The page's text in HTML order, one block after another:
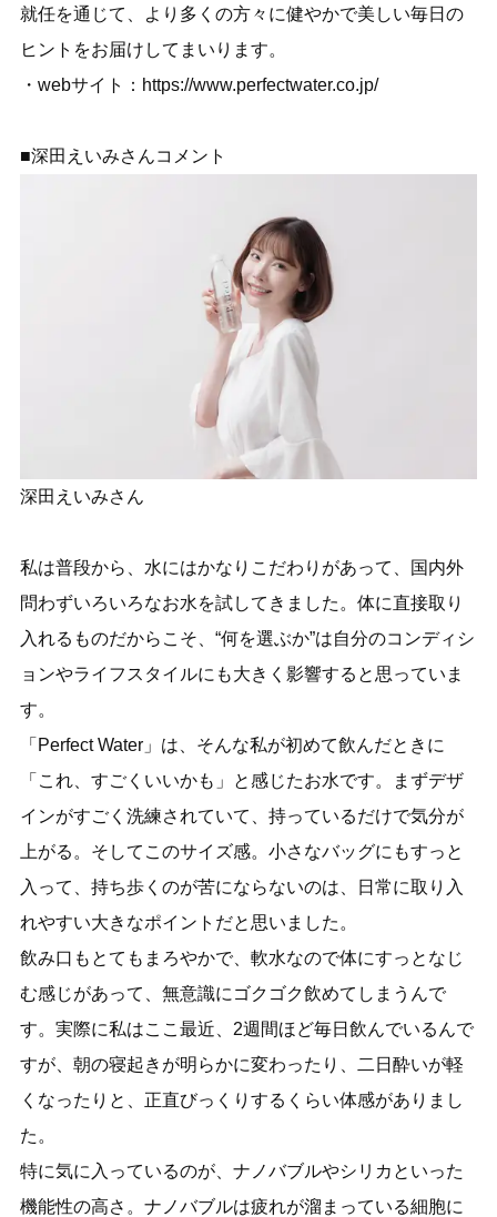
就任を通じて、より多くの方々に健やかで美しい毎日の
ヒントをお届けしてまいります。
・webサイト： https://www.perfectwater.co.jp/
■深田えいみさんコメント
深田えいみさん
私は普段から、水にはかなりこだわりがあって、国内外
問わずいろいろなお水を試してきました。体に直接取り
入れるものだからこそ、“何を選ぶか”は自分のコンディシ
ョンやライフスタイルにも大きく影響すると思っていま
す。
「Perfect Water」は、そんな私が初めて飲んだときに
「これ、すごくいいかも」と感じたお水です。まずデザ
インがすごく洗練されていて、持っているだけで気分が
上がる。そしてこのサイズ感。小さなバッグにもすっと
入って、持ち歩くのが苦にならないのは、日常に取り入
れやすい大きなポイントだと思いました。
飲み口もとてもまろやかで、軟水なので体にすっとなじ
む感じがあって、無意識にゴクゴク飲めてしまうんで
す。実際に私はここ最近、2週間ほど毎日飲んでいるんで
すが、朝の寝起きが明らかに変わったり、二日酔いが軽
くなったりと、正直びっくりするくらい体感がありまし
た。
特に気に入っているのが、ナノバブルやシリカといった
機能性の高さ。ナノバブルは疲れが溜まっている細胞に